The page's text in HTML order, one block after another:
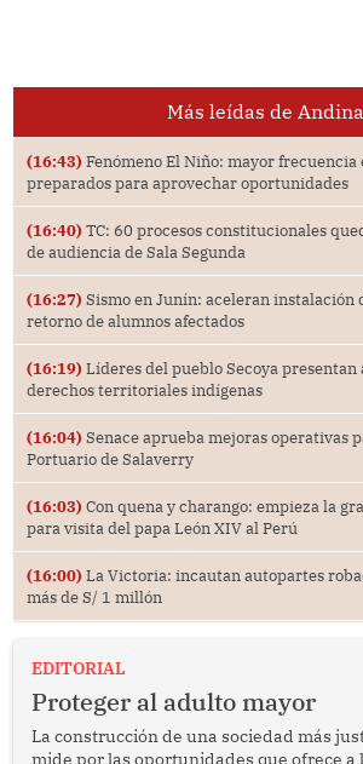
Más leídas de Andina
(16:43) Fenómeno El Niño: mayor frecuencia
preparados para aprovechar oportunidades
(16:40) TC: 60 procesos constitucionales
de audiencia de Sala Segunda
(16:27) Sismo en Junín: aceleran instalación
retorno de alumnos afectados
(16:19) Líderes del pueblo Secoya presentan
derechos territoriales indígenas
(16:04) Senace aprueba mejoras operativas
Portuario de Salaverry
(16:03) Con quena y charango: empieza la
para visita del papa León XIV al Perú
(16:00) La Victoria: incautan autopartes
más de S/ 1 millón
EDITORIAL
Proteger al adulto mayor
La construcción de una sociedad más
mide por las oportunidades que ofrece a